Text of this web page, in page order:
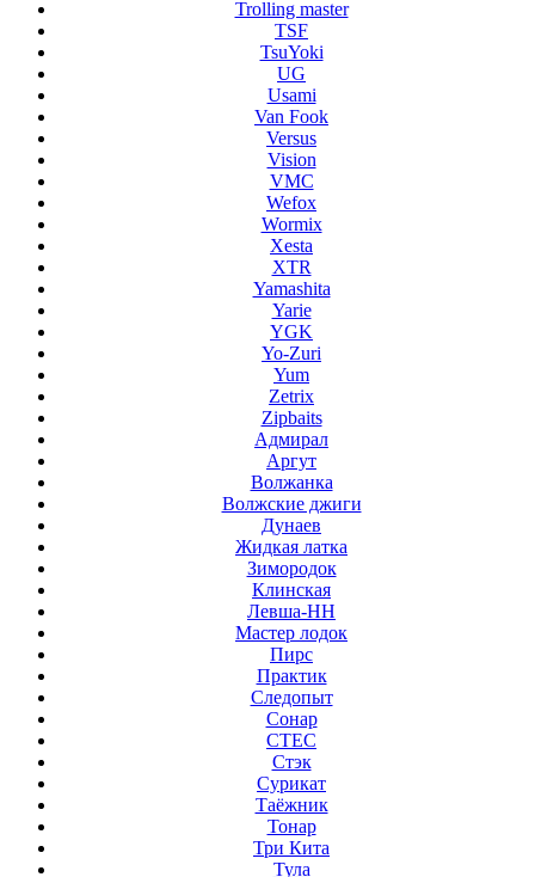
Trolling master
TSF
TsuYoki
UG
Usami
Van Fook
Versus
Vision
VMC
Wefox
Wormix
Xesta
XTR
Yamashita
Yarie
YGK
Yo-Zuri
Yum
Zetrix
Zipbaits
Адмирал
Аргут
Волжанка
Волжские джиги
Дунаев
Жидкая латка
Зимородок
Клинская
Левша-НН
Мастер лодок
Пирс
Практик
Следопыт
Сонар
СТЕС
Стэк
Сурикат
Таёжник
Тонар
Три Кита
Тула